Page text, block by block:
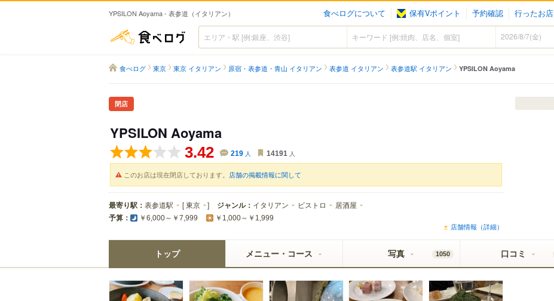
YPSILON Aoyama - 表参道（イタリアン） 食べログについて 保有Vポイント 予約確認 行ったお店
食べログ
食べログ 東京 東京 イタリアン 原宿・表参道・青山 イタリアン 表参道 イタリアン 表参道駅 イタリアン YPSILON Aoyama
閉店
YPSILON Aoyama
3.42 219 人 14191 人
このお店は現在閉店しております。 店舗の掲載情報に関して
最寄り駅： 表参道駅 [東京 ] ジャンル： イタリアン ビストロ 居酒屋
予算： ￥6,000～￥7,999 ￥1,000～￥1,999
店舗情報（詳細）
トップ メニュー・コース 写真 1050 口コミ